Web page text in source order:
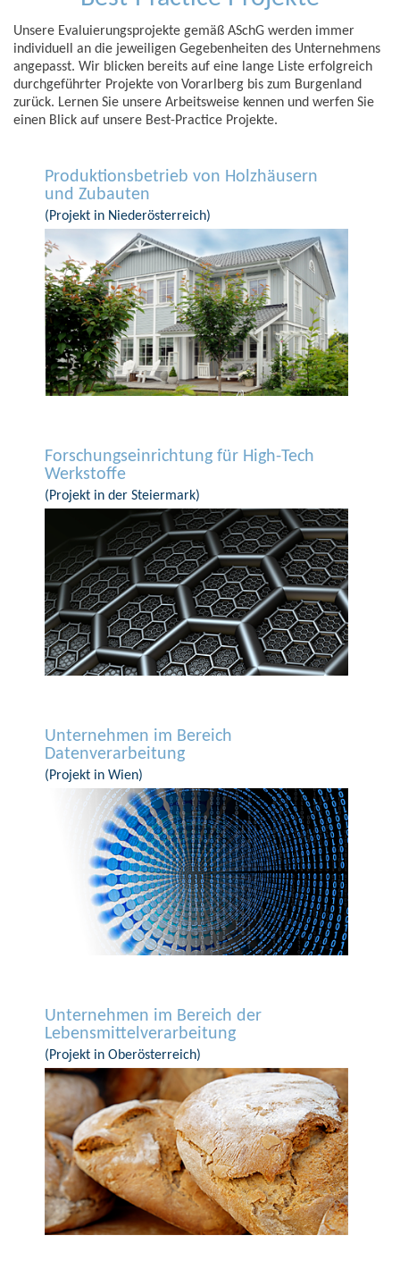
Unsere Evaluierungsprojekte gemäß ASchG werden immer
individuell an die jeweiligen Gegebenheiten des Unternehmens
angepasst. Wir blicken bereits auf eine lange Liste erfolgreich
durchgeführter Projekte von Vorarlberg bis zum Burgenland
zurück. Lernen Sie unsere Arbeitsweise kennen und werfen Sie
einen Blick auf unsere Best-Practice Projekte​.
Produktionsbetrieb von Holzhäusern
und Zubauten
(Projekt in Niederösterreich)
Forschungseinrichtung für High-Tech
Werkstoffe
(Projekt in der Steiermark)
Unternehmen im Bereich
Datenverarbeitung
(Projekt in Wien)
Unternehmen im Bereich der
Lebensmittelverarbeitung
(Projekt in Oberösterreich)